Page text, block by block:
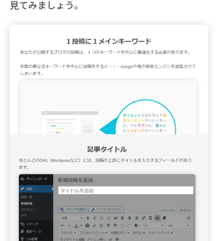
見てみましょう。